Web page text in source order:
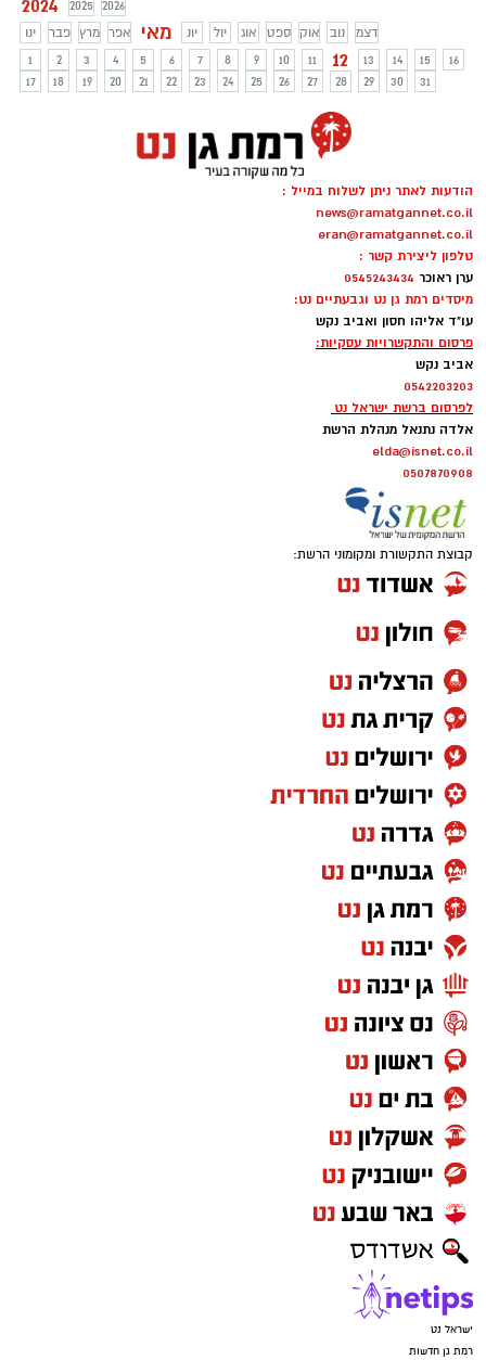
2024 2025
2026
ינו
פבר מרץ אפר מאי יונ יול אוג ספט אוק נוב
דצמ
1
2 3 4 5 6 7 8 9 10 11 12 13 14 15
16
17
18 19 20 21 22 23 24 25 26 27 28 29 30 31
הודעות לאתר ניתן לשלוח במייל :
news@ramatgannet.co.il
eran@ramatgannet.co.il
טלפון ליצירת קשר :
ערן ראוכר 0545243434
מיסדים רמת גן נט וגבעתיים נט:
עו"ד אליהו חסון ואביב נקש
פרסום והתקשרויות עסקיות:
אביב נקש
0542203203
לפרסום ברשת ישראל נט
אלדה נתנאל מנהלת הרשת
elda@isnet.co.il
0507870908
קבוצת התקשורת ומקומוני הרשת:
ישראל נט
רמת גן חדשות